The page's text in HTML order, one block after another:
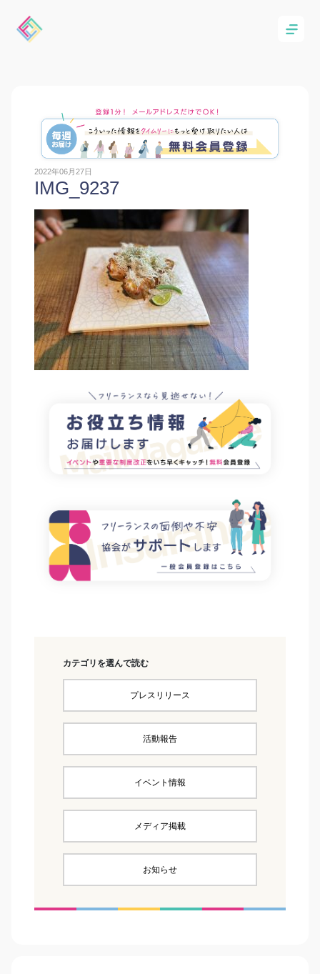
2022年06月27日
IMG_9237
カテゴリを選んで読む
プレスリリース
活動報告
イベント情報
メディア掲載
お知らせ